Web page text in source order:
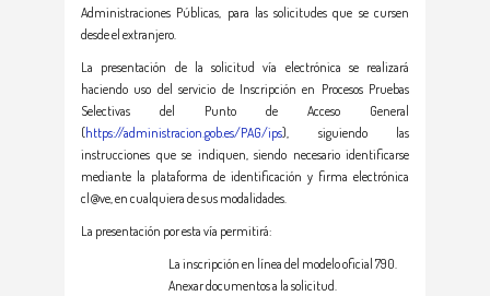
Administraciones Públicas, para las solicitudes que se cursen
desde el extranjero.
La presentación de la solicitud vía electrónica se realizará
haciendo uso del servicio de Inscripción en Procesos Pruebas
Selectivas del Punto de Acceso General
(https://administracion.gob.es/PAG/ips), siguiendo las
instrucciones que se indiquen, siendo necesario identificarse
mediante la plataforma de identificación y firma electrónica
cl@ve, en cualquiera de sus modalidades.
La presentación por esta vía permitirá:
La inscripción en línea del modelo oficial 790.
Anexar documentos a la solicitud.